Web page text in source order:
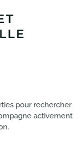
pour rechercher
activement